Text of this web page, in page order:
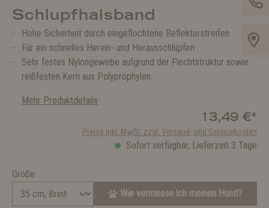
Schlupfhalsband
Hohe Sicherheit durch eingeflochtene Reflektorstreifen
Für ein schnelles Herein- und Herausschlüpfen
Sehr festes Nylongewebe aufgrund der Flechtstruktur sowie
reißfesten Kern aus Polyprophylen
Mehr Produktdetails
13,49 €*
Preise inkl. MwSt. zzgl. Versand- und Servicekosten
Sofort verfügbar, Lieferzeit 3 Tage
Größe
Wie vermesse ich meinen Hund?